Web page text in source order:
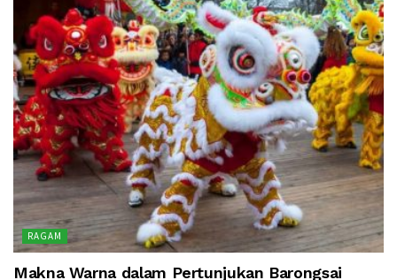
RAGAM
Makna Warna dalam Pertunjukan Barongsai